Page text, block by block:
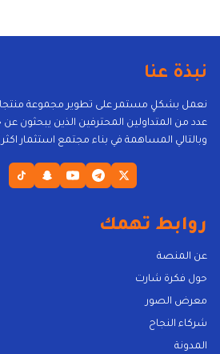
نبذة عنا
نعمل بشكلٍ مستمر على تطوير مجموعة
عدد من المتداولين المحترفين الذين يبحثون
وبالتالي المساهمة في بناء مجتمع استثمار
روابط تهمك
عن المنصة
حول فكرة شارت
معرض الصور
شركاء النجاح
المدونة